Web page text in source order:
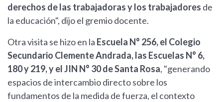
derechos de las trabajadoras y los trabajadores de
la educación", dijo el gremio docente.
Otra visita se hizo en la Escuela N° 256, el Colegio
Secundario Clemente Andrada, las Escuelas N° 6,
180 y 219, y el JIN N° 30 de Santa Rosa, "generando
espacios de intercambio directo sobre los
fundamentos de la medida de fuerza, el contexto